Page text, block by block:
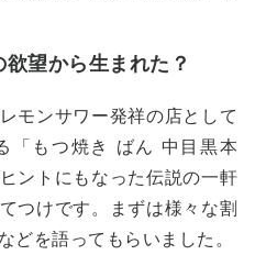
欲望から生まれた？
モンサワー発祥の店として
「もつ焼き ばん 中目黒本
ントにもなった伝説の一軒
つけです。まずは様々な割
どを語ってもらいました。